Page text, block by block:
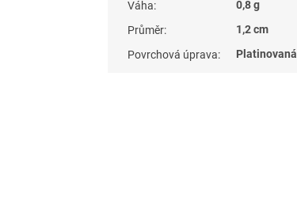
Váha:
0,8 g
Průměr:
1,2 cm
Povrchová úprava: Platinovaná